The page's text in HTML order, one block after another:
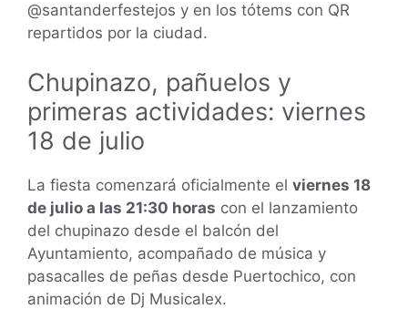
@santanderfestejos y en los tótems con QR
repartidos por la ciudad.
Chupinazo, pañuelos y
primeras actividades: viernes
18 de julio
La fiesta comenzará oficialmente el viernes 18
de julio a las 21:30 horas con el lanzamiento
del chupinazo desde el balcón del
Ayuntamiento, acompañado de música y
pasacalles de peñas desde Puertochico, con
animación de Dj Musicalex.